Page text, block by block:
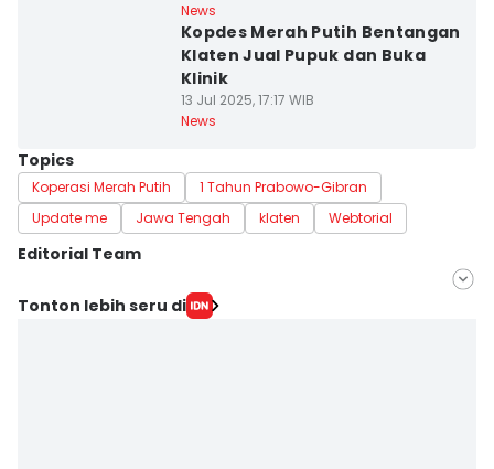
News
Kopdes Merah Putih Bentangan
Klaten Jual Pupuk dan Buka
Klinik
13 Jul 2025, 17:17 WIB
News
Topics
Koperasi Merah Putih
1 Tahun Prabowo-Gibran
Update me
Jawa Tengah klaten Webtorial
Editorial Team
Editor
Tonton lebih seru di